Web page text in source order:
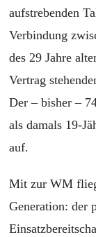
aufstrebenden
Verbindung
des 29 Jahre
Vertrag
Der – bisher –
als damals 19-
auf.
Mit zur WM
Generation: der